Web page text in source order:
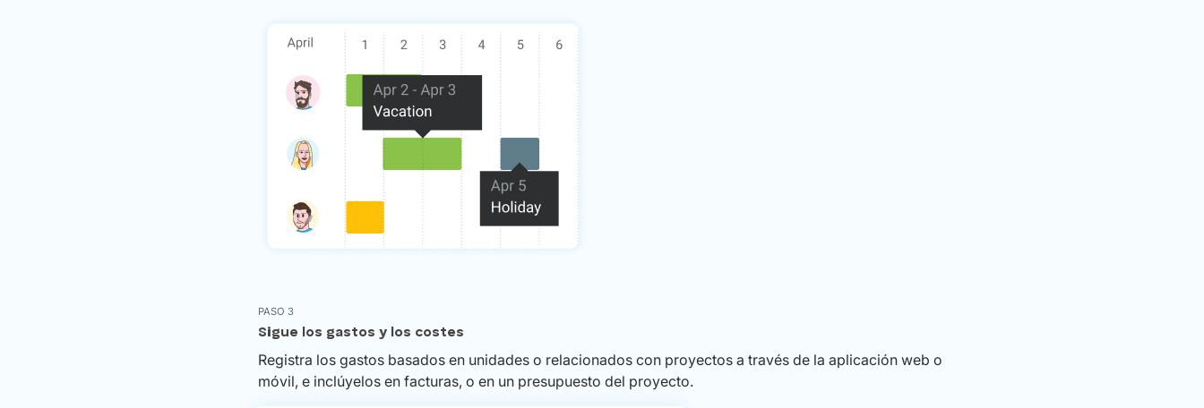
PASO 3
Sigue los gastos y los costes
Registra los gastos basados en unidades o relacionados con proyectos a través de la aplicación web o
móvil, e inclúyelos en facturas, o en un presupuesto del proyecto.